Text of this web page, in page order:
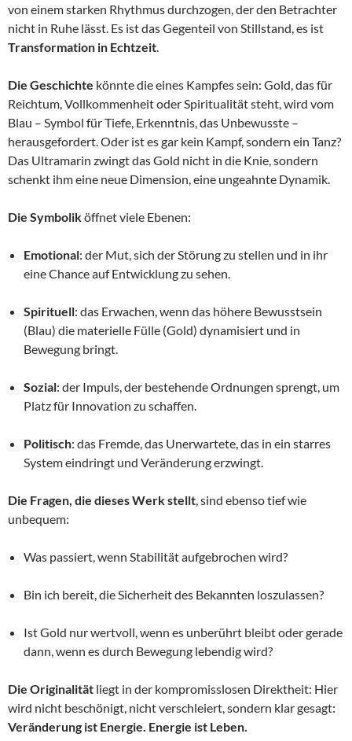
von einem starken Rhythmus durchzogen, der den Betrachter
nicht in Ruhe lässt. Es ist das Gegenteil von Stillstand, es ist
Transformation in Echtzeit.
Die Geschichte könnte die eines Kampfes sein: Gold, das für
Reichtum, Vollkommenheit oder Spiritualität steht, wird vom
Blau – Symbol für Tiefe, Erkenntnis, das Unbewusste –
herausgefordert. Oder ist es gar kein Kampf, sondern ein Tanz?
Das Ultramarin zwingt das Gold nicht in die Knie, sondern
schenkt ihm eine neue Dimension, eine ungeahnte Dynamik.
Die Symboliköffnet viele Ebenen:
Emotional: der Mut, sich der Störung zu stellen und in ihr
eine Chance auf Entwicklung zu sehen.
Spirituell: das Erwachen, wenn das höhere Bewusstsein
(Blau) die materielle Fülle (Gold) dynamisiert und in
Bewegung bringt.
Sozial: der Impuls, der bestehende Ordnungen sprengt, um
Platz für Innovation zu schaffen.
Politisch: das Fremde, das Unerwartete, das in ein starres
System eindringt und Veränderung erzwingt.
Die Fragen, die dieses Werk stellt, sind ebenso tief wie
unbequem:
Was passiert, wenn Stabilität aufgebrochen wird?
Bin ich bereit, die Sicherheit des Bekannten loszulassen?
Ist Gold nur wertvoll, wenn es unberührt bleibt oder gerade
dann, wenn es durch Bewegung lebendig wird?
Die Originalität liegt in der kompromisslosen Direktheit: Hier
wird nicht beschönigt, nicht verschleiert, sondern klar gesagt:
Veränderung ist Energie. Energie ist Leben.